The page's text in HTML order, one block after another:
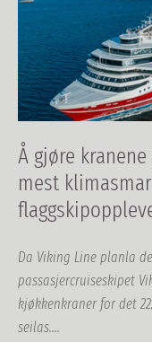
Å gjøre
mest
Da Viking Line planla
passasjercruiseskipet
kjøkkenkraner for det
seilas....